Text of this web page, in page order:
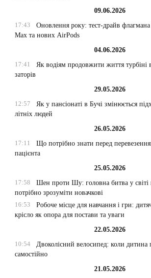
09.06.2026
17:43
Оновлення року: тест-драйв
Max та нових AirPods
04.06.2026
17:41
Як водіям продовжити життя турбіні
заторів
29.05.2026
12:57
Як у пансіонаті в Бучі змінюється
літніх людей
26.05.2026
17:11
Що потрібно знати перед
пацієнта
25.05.2026
17:58
Шен проти Шу: головна битва у світі
потрібно зрозуміти новачкові
16:53
Робоче місце для навчання і гри:
крісло як опора для постави та уваги
22.05.2026
10:54
Двоколісний велосипед: коли дитина
самостійно
21.05.2026